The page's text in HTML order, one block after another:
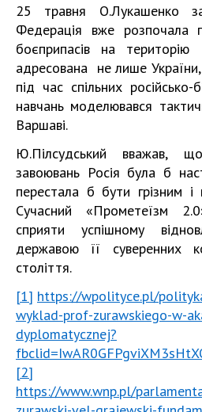
25 травня О.Лукашенко
Федерація вже розпочала
боєприпасів на територію
адресована не лише
під час спільних російсько-
навчань моделювався
Варшаві.
Ю.Пілсудський вважав,
завоювань Росія була б
перестала б бути грізним і
Сучасний «Прометеїзм
сприяти успішному
державою її суверенних
століття.
[1] https://wpolityce.pl/
wyklad-prof-zurawskiego-w-
dyplomatycznej?
[2]
https://www.wnp.pl/